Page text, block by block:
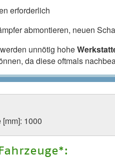
erforderlich
abmontieren, neuen
unnötig hohe
da diese oftmals
1000